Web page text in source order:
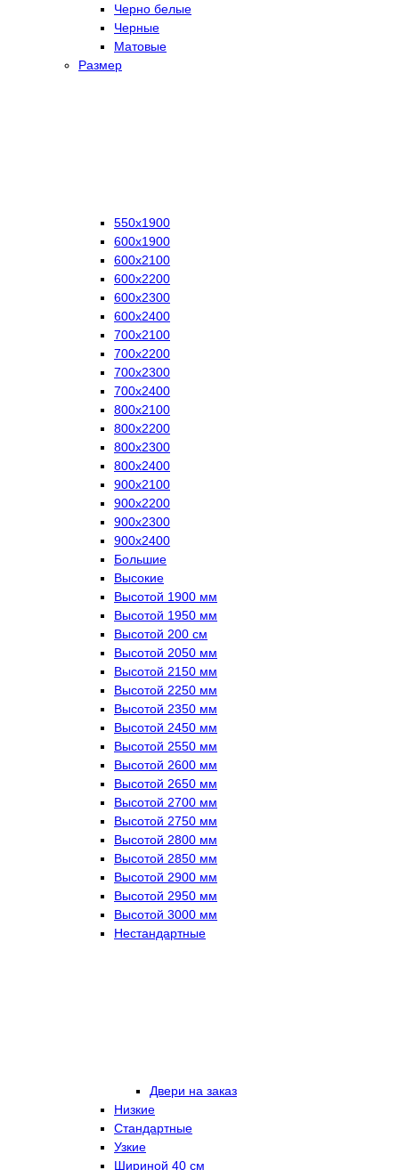
Черно белые
Черные
Матовые
Размер
550х1900
600х1900
600х2100
600х2200
600х2300
600х2400
700х2100
700х2200
700х2300
700х2400
800х2100
800х2200
800х2300
800х2400
900х2100
900х2200
900х2300
900х2400
Большие
Высокие
Высотой 1900 мм
Высотой 1950 мм
Высотой 200 см
Высотой 2050 мм
Высотой 2150 мм
Высотой 2250 мм
Высотой 2350 мм
Высотой 2450 мм
Высотой 2550 мм
Высотой 2600 мм
Высотой 2650 мм
Высотой 2700 мм
Высотой 2750 мм
Высотой 2800 мм
Высотой 2850 мм
Высотой 2900 мм
Высотой 2950 мм
Высотой 3000 мм
Нестандартные
Двери на заказ
Низкие
Стандартные
Узкие
Шириной 40 см